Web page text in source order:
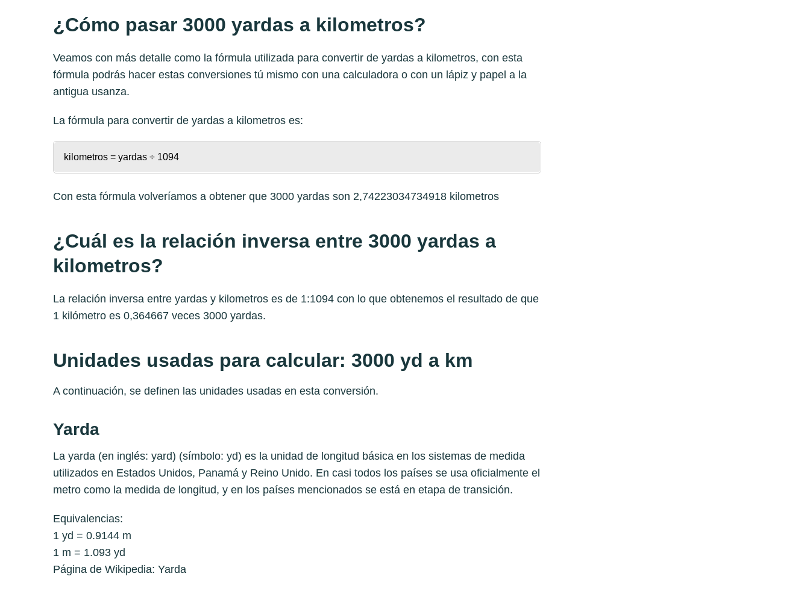
¿Cómo pasar 3000 yardas a kilometros?
Veamos con más detalle como la fórmula utilizada para convertir de yardas a kilometros, con esta
fórmula podrás hacer estas conversiones tú mismo con una calculadora o con un lápiz y papel a la
antigua usanza.
La fórmula para convertir de yardas a kilometros es:
kilometros = yardas ÷ 1094
Con esta fórmula volveríamos a obtener que 3000 yardas son 2,74223034734918 kilometros
¿Cuál es la relación inversa entre 3000 yardas a
kilometros?
La relación inversa entre yardas y kilometros es de 1:1094 con lo que obtenemos el resultado de que
1 kilómetro es 0,364667 veces 3000 yardas.
Unidades usadas para calcular: 3000 yd a km
A continuación, se definen las unidades usadas en esta conversión.
Yarda
La yarda (en inglés: yard) (símbolo: yd) es la unidad de longitud básica en los sistemas de medida
utilizados en Estados Unidos, Panamá y Reino Unido. En casi todos los países se usa oficialmente el
metro como la medida de longitud, y en los países mencionados se está en etapa de transición.​
Equivalencias:
1 yd = 0.9144 m
1 m = 1.093 yd
Página de Wikipedia: Yarda